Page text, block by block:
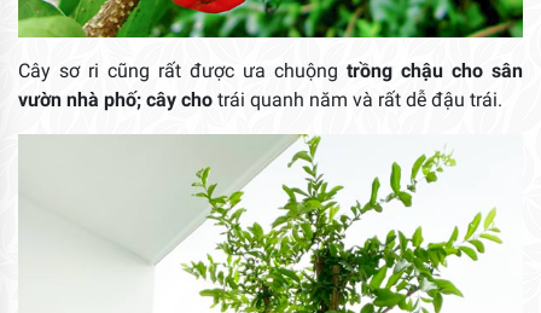
Cây sơ ri cũng rất được ưa chuộng trồng chậu cho sân
vườn nhà phố; cây cho trái quanh năm và rất dễ đậu trái.